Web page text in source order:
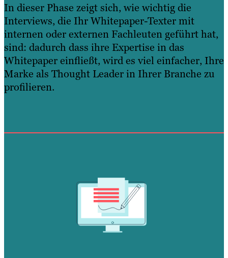
In dieser Phase zeigt sich, wie wichtig die
Interviews, die Ihr Whitepaper-Texter mit
internen oder externen Fachleuten geführt hat,
sind: dadurch dass ihre Expertise in das
Whitepaper einfließt, wird es viel einfacher, Ihre
Marke als Thought Leader in Ihrer Branche zu
profilieren.